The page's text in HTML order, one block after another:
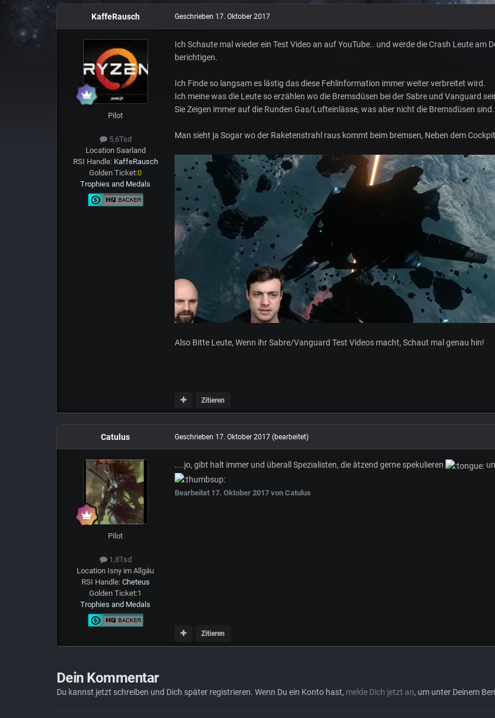
KaffeRausch
Pilot
5,6Tsd
Location Saarland
RSI Handle: KaffeRausch
Golden Ticket:0
Trophies and Medals
Geschrieben 17. Oktober 2017
Ich Schaute mal wieder ein Test Video an auf YouTube.. und werde die Crash Leute
berichtigen.
Ich Finde so langsam es lästig das diese Fehlinformation immer weiter verbreitet wird.
Ich meine was die Leute so erzählen wo die Bremsdüsen bei der Sabre und Vanguard
Sie Zeigen immer auf die Runden Gas/Lufteinlässe, was aber nicht die Bremsdüsen sind.
Man sieht ja Sogar wo der Raketenstrahl raus kommt beim bremsen, Neben dem
Also Bitte Leute, Wenn ihr Sabre/Vanguard Test Videos macht, Schaut mal genau hin!
Zitieren
Catulus
Pilot
1,8Tsd
Location Isny im Allgäu
RSI Handle: Cheteus
Golden Ticket:1
Trophies and Medals
Geschrieben 17. Oktober 2017 (bearbeitet)
....jo, gibt halt immer und überall Spezialisten, die ätzend gerne spekulieren
Bearbeitet 17. Oktober 2017von Catulus
Zitieren
Dein Kommentar
Du kannst jetzt schreiben und Dich später registrieren. Wenn Du ein Konto hast, melde Dich jetzt an, um unter Deinem